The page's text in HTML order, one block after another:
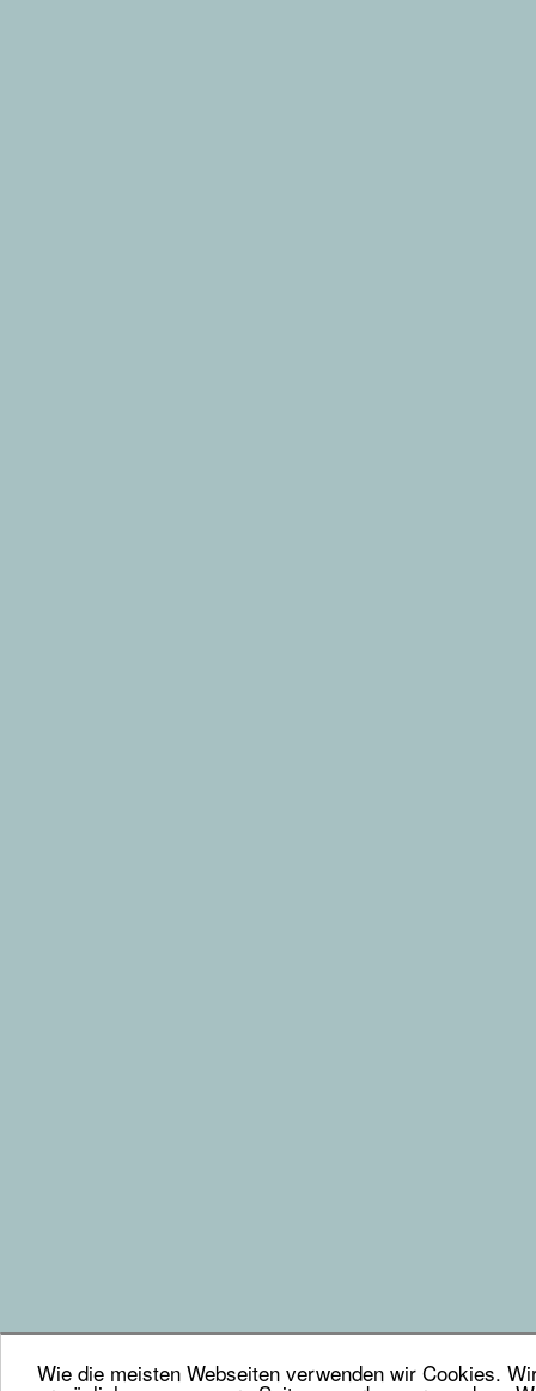
Wie die meisten Webseiten verwenden wir Cookies.